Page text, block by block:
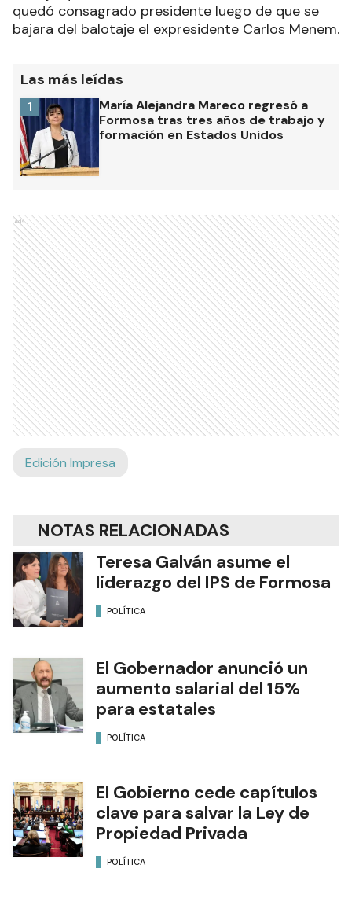
quedó consagrado presidente luego de que se
bajara del balotaje el expresidente Carlos Menem.
Las más leídas
María Alejandra Mareco regresó a
Formosa tras tres años de trabajo y
formación en Estados Unidos
1
Ads
Edición Impresa
NOTAS RELACIONADAS
Teresa Galván asume el
liderazgo del IPS de Formosa
POLÍTICA
El Gobernador anunció un
aumento salarial del 15%
para estatales
POLÍTICA
El Gobierno cede capítulos
clave para salvar la Ley de
Propiedad Privada
POLÍTICA